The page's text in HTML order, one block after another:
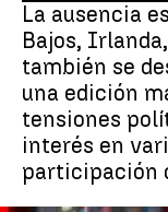
La ausencia
Bajos,
también se
una edición
tensiones
interés en
participación